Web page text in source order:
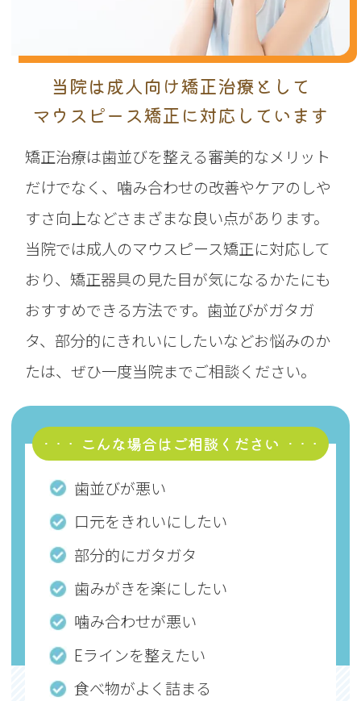
当院は成人向け矯正治療として
マウスピース矯正に対応しています
矯正治療は歯並びを整える審美的なメリット
だけでなく、噛み合わせの改善やケアのしや
すさ向上などさまざまな良い点があります。
当院では成人のマウスピース矯正に対応して
おり、矯正器具の見た目が気になるかたにも
おすすめできる方法です。歯並びがガタガ
タ、部分的にきれいにしたいなどお悩みのか
たは、ぜひ一度当院までご相談ください。
こんな場合はご相談ください
歯並びが悪い
口元をきれいにしたい
部分的にガタガタ
歯みがきを楽にしたい
噛み合わせが悪い
Eラインを整えたい
食べ物がよく詰まる